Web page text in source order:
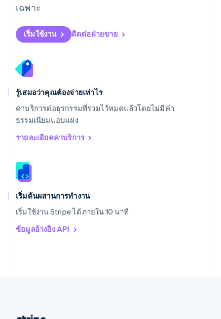
เฉพาะ
เริ่มใช้งาน ติดต่อฝ่ายขาย
รู้เสมอว่าคุณต้องจ่ายเท่าไร
ค่าบริการต่อธุรกรรมที่รวมไว้หมดแล้วโดยไม่มีค่า
ธรรมเนียมแอบแฝง
รายละเอียดค่าบริการ
เริ่มต้นผสานการทำงาน
เริ่มใช้งาน Stripe ได้ภายใน 10 นาที
ข้อมูลอ้างอิง API
English
EnglishItaliano
สวิตเซอร์แลนด์
สวีเดน
Svenska
EnglishEspañol简体中文
สหรัฐอาหรับเอมิเรตส์
English
สหราชอาณาจักร
English
สิงคโปร์
ออสเตรเลีย
English
DeutschEnglish
อิตาลี
ItalianoEnglish